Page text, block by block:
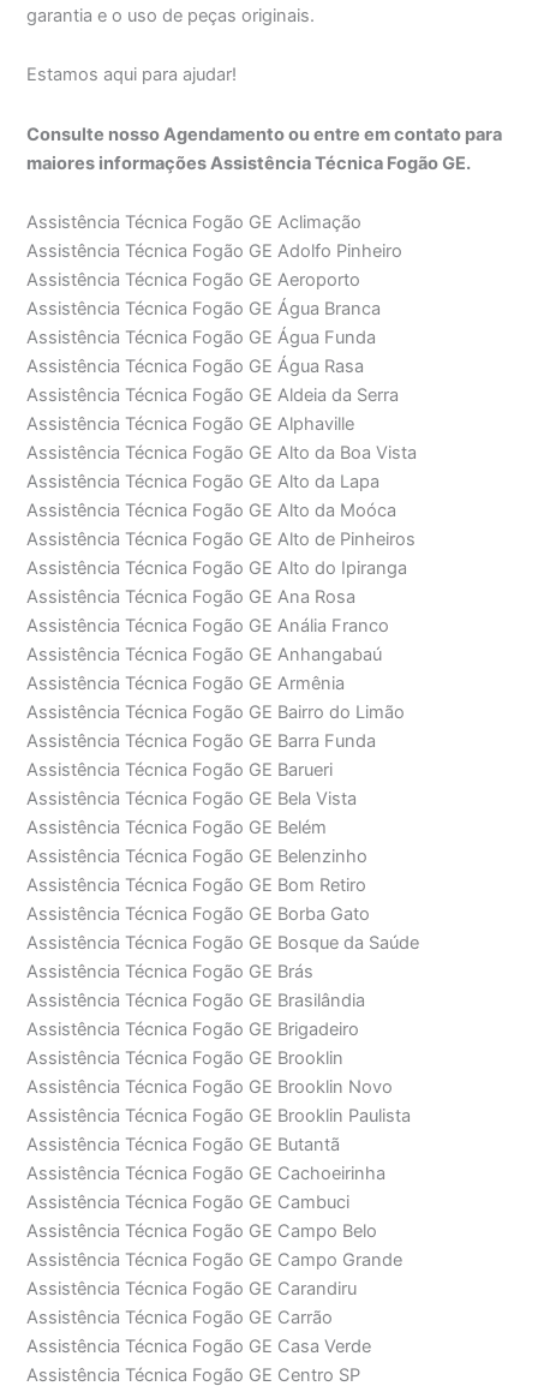
garantia e o uso de peças originais.
Estamos aqui para ajudar!
Consulte nosso Agendamento ou entre em contato para
maiores informações Assistência Técnica Fogão GE.
Assistência Técnica Fogão GE Aclimação
Assistência Técnica Fogão GE Adolfo Pinheiro
Assistência Técnica Fogão GE Aeroporto
Assistência Técnica Fogão GE Água Branca
Assistência Técnica Fogão GE Água Funda
Assistência Técnica Fogão GE Água Rasa
Assistência Técnica Fogão GE Aldeia da Serra
Assistência Técnica Fogão GE Alphaville
Assistência Técnica Fogão GE Alto da Boa Vista
Assistência Técnica Fogão GE Alto da Lapa
Assistência Técnica Fogão GE Alto da Moóca
Assistência Técnica Fogão GE Alto de Pinheiros
Assistência Técnica Fogão GE Alto do Ipiranga
Assistência Técnica Fogão GE Ana Rosa
Assistência Técnica Fogão GE Anália Franco
Assistência Técnica Fogão GE Anhangabaú
Assistência Técnica Fogão GE Armênia
Assistência Técnica Fogão GE Bairro do Limão
Assistência Técnica Fogão GE Barra Funda
Assistência Técnica Fogão GE Barueri
Assistência Técnica Fogão GE Bela Vista
Assistência Técnica Fogão GE Belém
Assistência Técnica Fogão GE Belenzinho
Assistência Técnica Fogão GE Bom Retiro
Assistência Técnica Fogão GE Borba Gato
Assistência Técnica Fogão GE Bosque da Saúde
Assistência Técnica Fogão GE Brás
Assistência Técnica Fogão GE Brasilândia
Assistência Técnica Fogão GE Brigadeiro
Assistência Técnica Fogão GE Brooklin
Assistência Técnica Fogão GE Brooklin Novo
Assistência Técnica Fogão GE Brooklin Paulista
Assistência Técnica Fogão GE Butantã
Assistência Técnica Fogão GE Cachoeirinha
Assistência Técnica Fogão GE Cambuci
Assistência Técnica Fogão GE Campo Belo
Assistência Técnica Fogão GE Campo Grande
Assistência Técnica Fogão GE Carandiru
Assistência Técnica Fogão GE Carrão
Assistência Técnica Fogão GE Casa Verde
Assistência Técnica Fogão GE Centro SP